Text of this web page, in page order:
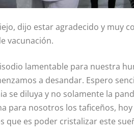
dijo estar agradecido y muy
vacunación.
lamentable para nuestra
a desandar. Espero
se diluya y no solamente la
para nosotros los taficeños,
es poder cristalizar este